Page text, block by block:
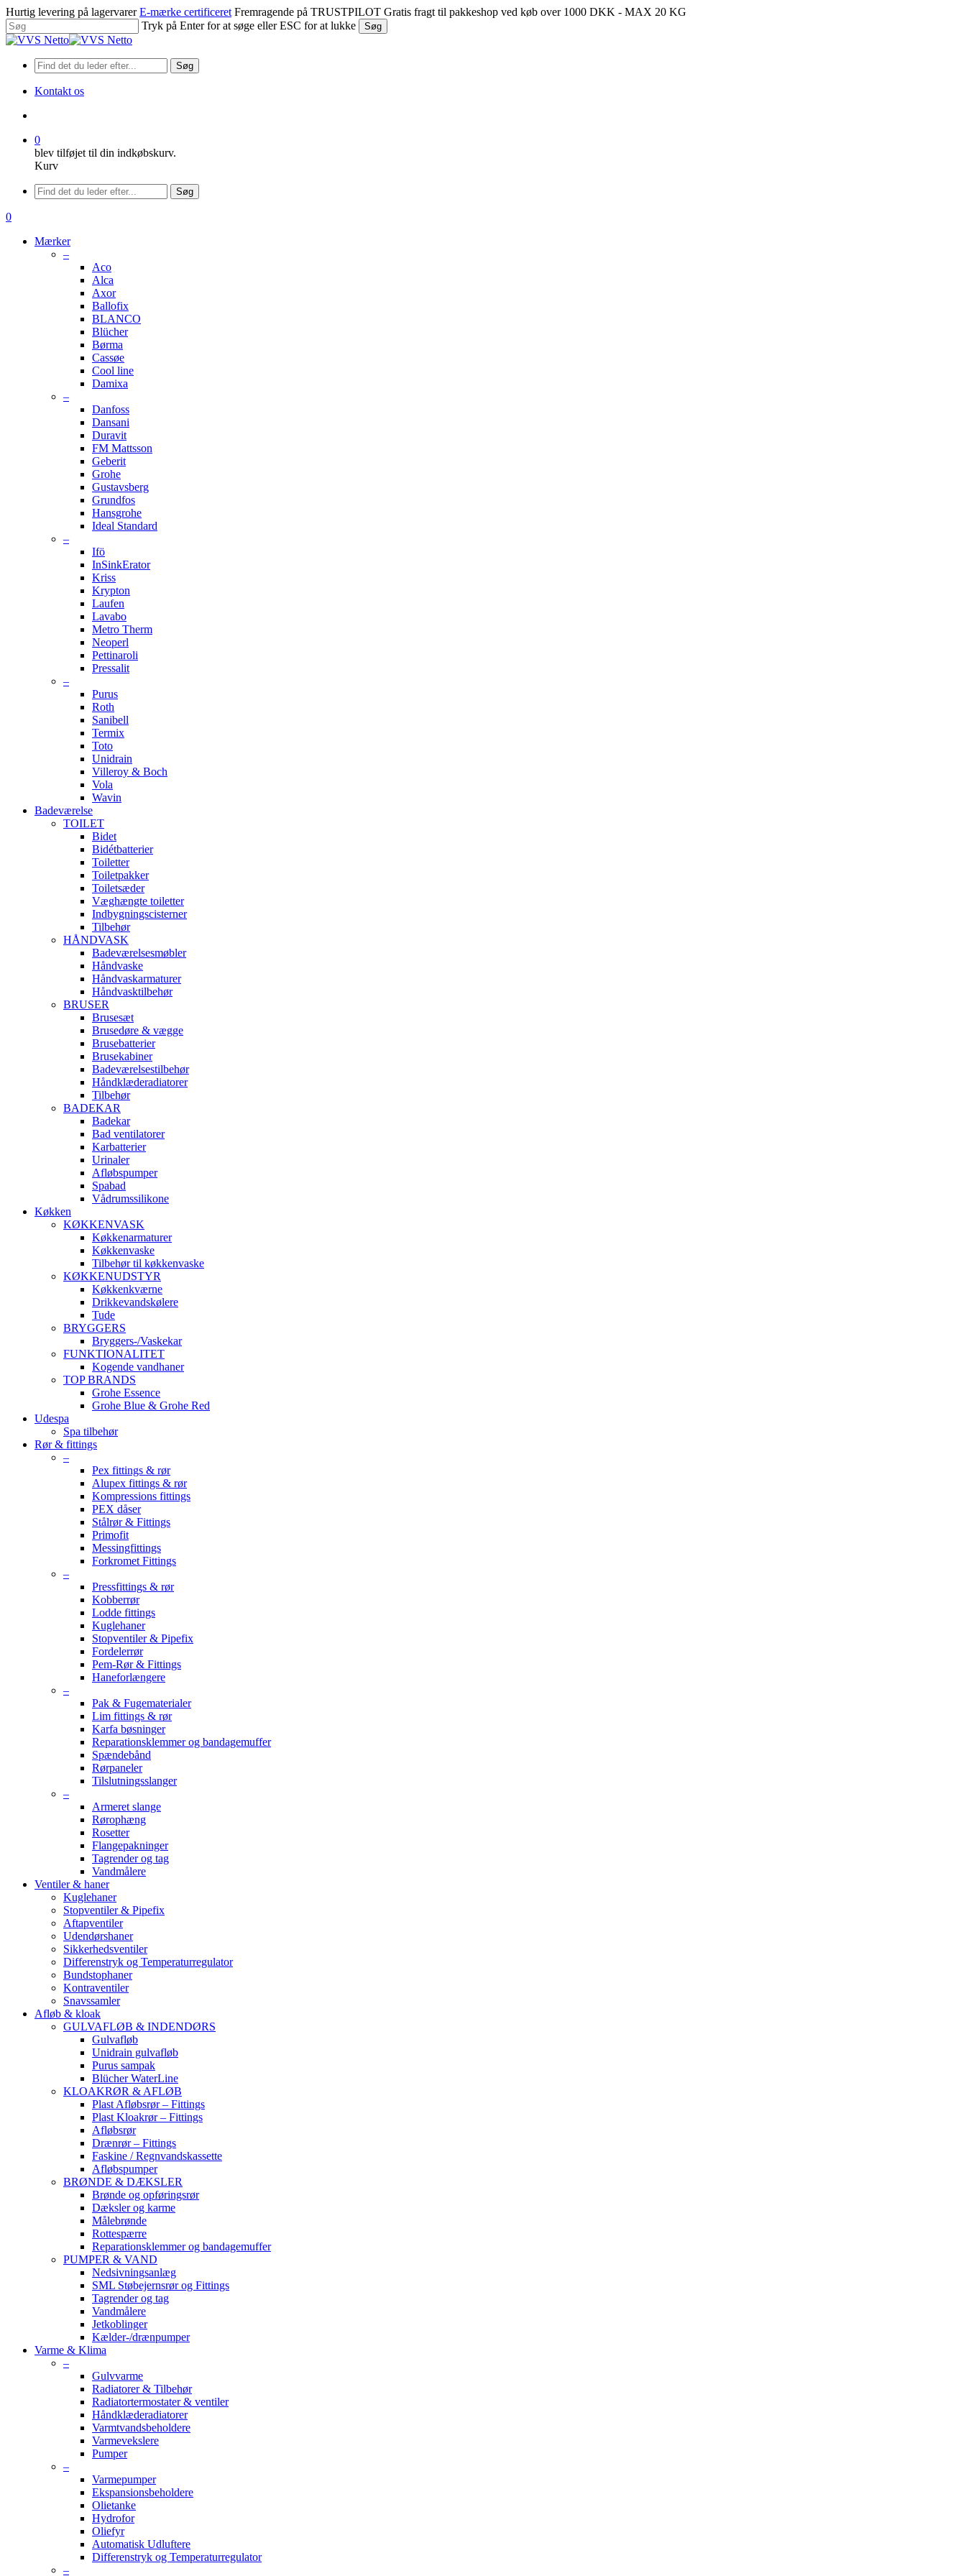
Spring
til
hovedindhold
Hurtig levering på lagervarer E-mærke certificeret Fremragende på TRUSTPILOT Gratis fragt til pakkeshop ved køb over 1000 DKK - MAX 20 KG
Tryk på Enter for at søge eller ESC for at lukke
Søg
Luk
Søg
Kontakt os
0
blev tilføjet til din indkøbskurv.
Kurv
Menu
Søg
søge
0
Mærker
–
Aco
Alca
Axor
Ballofix
BLANCO
Blücher
Børma
Cassøe
Cool line
Damixa
–
Danfoss
Dansani
Duravit
FM Mattsson
Geberit
Grohe
Gustavsberg
Grundfos
Hansgrohe
Ideal Standard
–
Ifö
InSinkErator
Kriss
Krypton
Laufen
Lavabo
Metro Therm
Neoperl
Pettinaroli
Pressalit
–
Purus
Roth
Sanibell
Termix
Toto
Unidrain
Villeroy & Boch
Vola
Wavin
Badeværelse
TOILET
Bidet
Bidétbatterier
Toiletter
Toiletpakker
Toiletsæder
Væghængte toiletter
Indbygningscisterner
Tilbehør
HÅNDVASK
Badeværelsesmøbler
Håndvaske
Håndvaskarmaturer
Håndvasktilbehør
BRUSER
Brusesæt
Brusedøre & vægge
Brusebatterier
Brusekabiner
Badeværelsestilbehør
Håndklæderadiatorer
Tilbehør
BADEKAR
Badekar
Bad ventilatorer
Karbatterier
Urinaler
Afløbspumper
Spabad
Vådrumssilikone
Køkken
KØKKENVASK
Køkkenarmaturer
Køkkenvaske
Tilbehør til køkkenvaske
KØKKENUDSTYR
Køkkenkværne
Drikkevandskølere
Tude
BRYGGERS
Bryggers-/Vaskekar
FUNKTIONALITET
Kogende vandhaner
TOP BRANDS
Grohe Essence
Grohe Blue & Grohe Red
Udespa
Spa tilbehør
Rør & fittings
–
Pex fittings & rør
Alupex fittings & rør
Kompressions fittings
PEX dåser
Stålrør & Fittings
Primofit
Messingfittings
Forkromet Fittings
–
Pressfittings & rør
Kobberrør
Lodde fittings
Kuglehaner
Stopventiler & Pipefix
Fordelerrør
Pem-Rør & Fittings
Haneforlængere
–
Pak & Fugematerialer
Lim fittings & rør
Karfa bøsninger
Reparationsklemmer og bandagemuffer
Spændebånd
Rørpaneler
Tilslutningsslanger
–
Armeret slange
Rørophæng
Rosetter
Flangepakninger
Tagrender og tag
Vandmålere
Ventiler & haner
Kuglehaner
Stopventiler & Pipefix
Aftapventiler
Udendørshaner
Sikkerhedsventiler
Differenstryk og Temperaturregulator
Bundstophaner
Kontraventiler
Snavssamler
Afløb & kloak
GULVAFLØB & INDENDØRS
Gulvafløb
Unidrain gulvafløb
Purus sampak
Blücher WaterLine
KLOAKRØR & AFLØB
Plast Afløbsrør – Fittings
Plast Kloakrør – Fittings
Afløbsrør
Drænrør – Fittings
Faskine / Regnvandskassette
Afløbspumper
BRØNDE & DÆKSLER
Brønde og opføringsrør
Dæksler og karme
Målebrønde
Rottespærre
Reparationsklemmer og bandagemuffer
PUMPER & VAND
Nedsivningsanlæg
SML Støbejernsrør og Fittings
Tagrender og tag
Vandmålere
Jetkoblinger
Kælder-/drænpumper
Varme & Klima
–
Gulvvarme
Radiatorer & Tilbehør
Radiatortermostater & ventiler
Håndklæderadiatorer
Varmtvandsbeholdere
Varmevekslere
Pumper
–
Varmepumper
Ekspansionsbeholdere
Olietanke
Hydrofor
Oliefyr
Automatisk Udluftere
Differenstryk og Temperaturregulator
–